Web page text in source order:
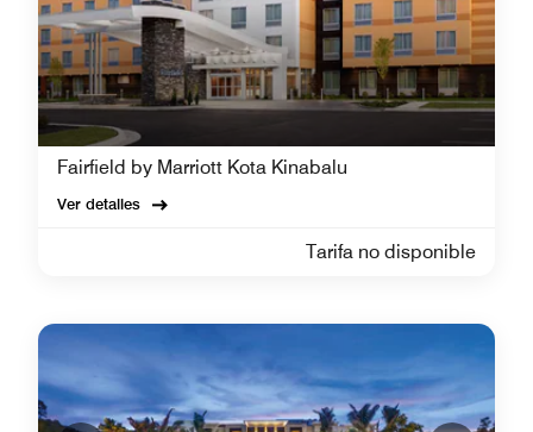
Fairfield by Marriott Kota Kinabalu
Ver detalles
Tarifa no disponible